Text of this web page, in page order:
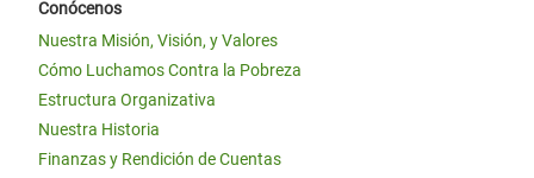
Conócenos
Nuestra Misión, Visión, y Valores
Cómo Luchamos Contra la Pobreza
Estructura Organizativa
Nuestra Historia
Finanzas y Rendición de Cuentas